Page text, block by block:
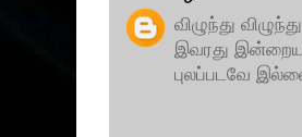
விழுந்து
இவரது
புலப்படவே